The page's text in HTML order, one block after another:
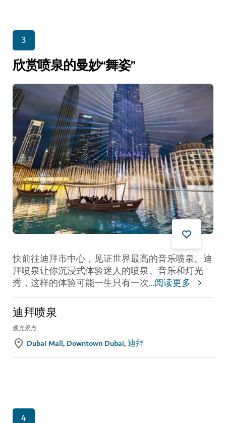
3
欣赏喷泉的曼妙“舞姿”
快前往迪拜市中心，见证世界最高的音乐喷泉。迪
拜喷泉让你沉浸式体验迷人的喷泉、音乐和灯光
秀，这样的体验可能一生只有一次...阅读更多
迪拜喷泉
观光景点
Dubai Mall, Downtown Dubai, 迪拜
4